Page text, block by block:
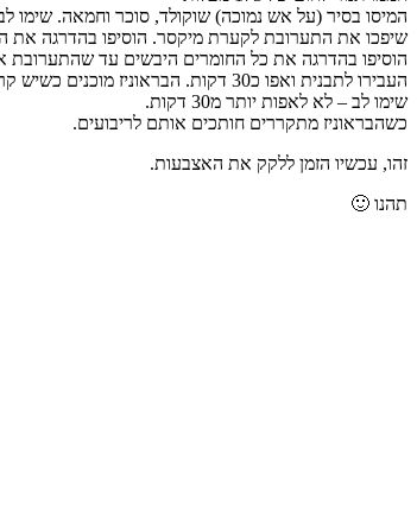
המיסו בסיר (על אש נמוכה) שוקולד, סוכר וחמאה. שימו
שיפכו את התערובת לקערת מיקסר. הוסיפו בהדרגה את
הוסיפו בהדרגה את כל החומרים היבשים עד שהתערובת
העבירו לתבנית ואפו כ30 דקות. הבראוניז מוכנים כשיש קרום מעליהם.
שימו לב – לא לאפות יותר מ30 דקות.
כשהבראוניז מתקררים חותכים אותם לריבועים.
זהו, עכשיו הזמן ללקק את האצבעות.
תהנו 🙂